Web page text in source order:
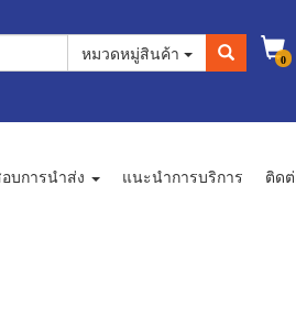
0
หมวดหมู่สินค้า
บการนำส่ง แนะนำการบริการ ติดต่